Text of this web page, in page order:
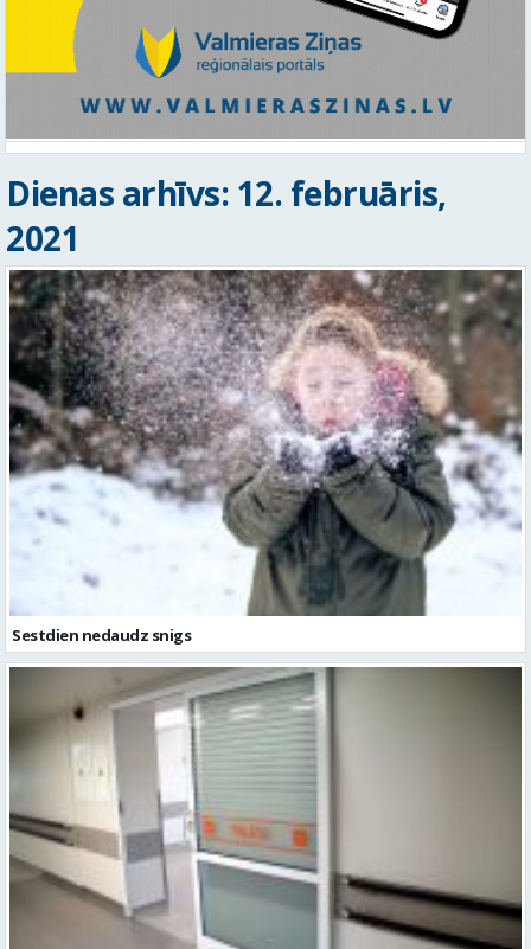
Dienas arhīvs: 12. februāris,
2021
Sestdien nedaudz snigs